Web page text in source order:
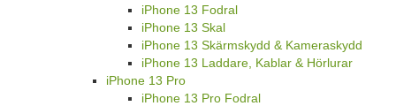
iPhone 13 Fodral
iPhone 13 Skal
iPhone 13 Skärmskydd & Kameraskydd
iPhone 13 Laddare, Kablar & Hörlurar
iPhone 13 Pro
iPhone 13 Pro Fodral